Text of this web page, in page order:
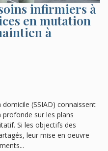
infirmiers à
en mutation
à
(SSIAD) connaissent
sur les plans
Si les objectifs des
leur mise en oeuvre